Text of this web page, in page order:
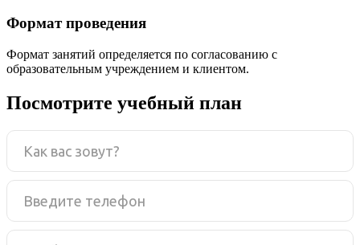
Формат проведения
Формат занятий определяется по согласованию с
образовательным учреждением и клиентом.
Посмотрите учебный план